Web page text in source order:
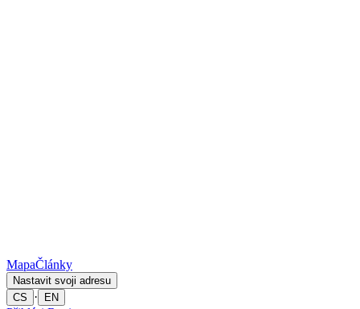
MapaČlánky
Nastavit svoji adresu
CS
· EN